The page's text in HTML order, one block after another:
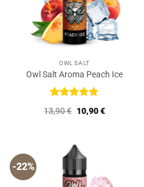
OWL SALT
Owl Salt Aroma Peach Ice
Bewertet
mit 5 von
13,90€ Ursprünglicher
Preis
10,90€Aktueller
-22%